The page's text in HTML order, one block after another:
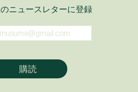
ニュースレターに登録